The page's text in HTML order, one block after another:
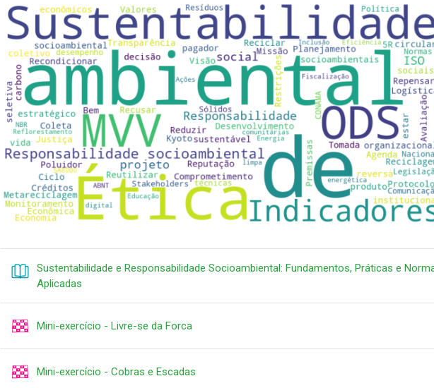
Sustentabilidade e Responsabilidade Socioambiental: Fundamentos, Práticas e
Aplicadas
Mini-exercício - Livre-se da Forca
Mini-exercício - Cobras e Escadas